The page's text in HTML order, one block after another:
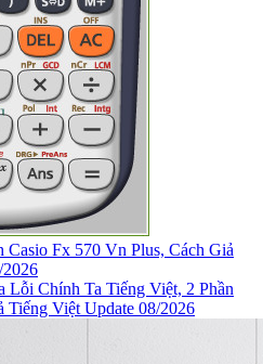
Fx 570 Vn Plus, Cách Giả
Lỗi Chính Ta Tiếng Việt, 2 Phần
Việt Update 08/2026